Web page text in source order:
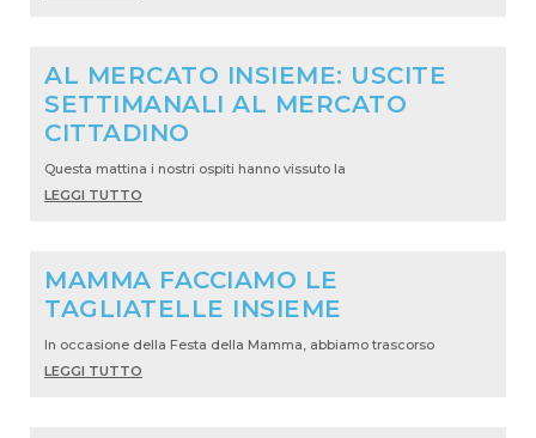
AL MERCATO INSIEME: USCITE
SETTIMANALI AL MERCATO
CITTADINO
Questa mattina i nostri ospiti hanno vissuto la
LEGGI TUTTO
MAMMA FACCIAMO LE
TAGLIATELLE INSIEME
In occasione della Festa della Mamma, abbiamo trascorso
LEGGI TUTTO